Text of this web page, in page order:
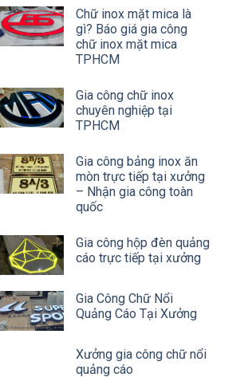
Chữ inox mặt mica là
gì? Báo giá gia công
chữ inox mặt mica
TPHCM
Gia công chữ inox
chuyên nghiệp tại
TPHCM
Gia công bảng inox ăn
mòn trực tiếp tại xưởng
– Nhận gia công toàn
quốc
Gia công hộp đèn quảng
cáo trực tiếp tại xưởng
Gia Công Chữ Nổi
Quảng Cáo Tại Xưởng
Xưởng gia công chữ nổi
quảng cáo